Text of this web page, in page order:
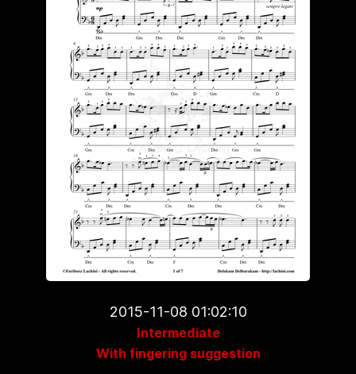
2015-11-08 01:02:10
Intermediate
With fingering suggestion